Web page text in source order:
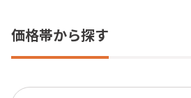
価格帯から探す